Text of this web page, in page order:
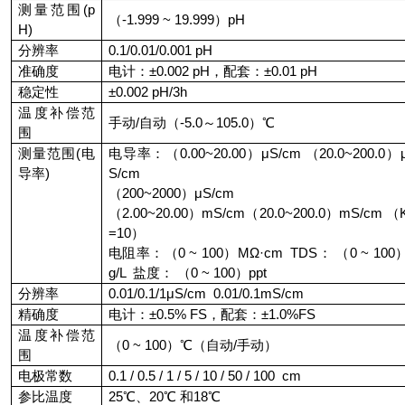
测量范围 (p
H)
（-1.999 ~ 19.999） pH
分辨率
0.1/0.01/0.001 pH
准确度
电计： ±0.002 pH ，配套：±0.01 pH
稳定性
±0.002 pH/3h
温度补偿范
围
手动/自动（-5.0～ 105.0）℃
测量范围(电
导率)
电导率：（0.00~20.00）μS/cm （20.0~200.0）
S/cm
（200~2000）μS/cm
（2.00~20.00） mS/cm （ 20.0~200.0） mS/cm （
=10）
电阻率：（0 ~ 100） MΩ·cm TDS ： （0 ~ 100
g/L 盐度： （0 ~ 100） ppt
分辨率
0.01/0.1/1μS/cm 0.01/0.1mS/cm
精确度
电计： ±0.5% FS ，配套：±1.0%FS
温度补偿范
围
（0 ~ 100）℃（自动/手动）
电极常数
0.1 / 0.5 / 1 / 5 / 10 / 50 / 100 cm
参比温度
25℃、 20℃ 和18℃